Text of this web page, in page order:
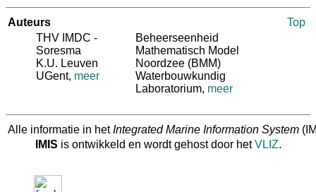
Auteurs
Top
THV IMDC -
Soresma
K.U. Leuven
UGent, meer
Beheerseenheid
Mathematisch Model
Noordzee (BMM)
Waterbouwkundig
Laboratorium, meer
Alle informatie in hetIntegrated Marine Information System
IMIS is ontwikkeld en wordt gehost door hetVLIZ.